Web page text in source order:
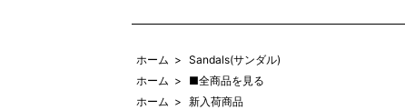
ホーム > Sandals(サンダル)
ホーム >
■全商品を見る
ホーム > 新入荷商品